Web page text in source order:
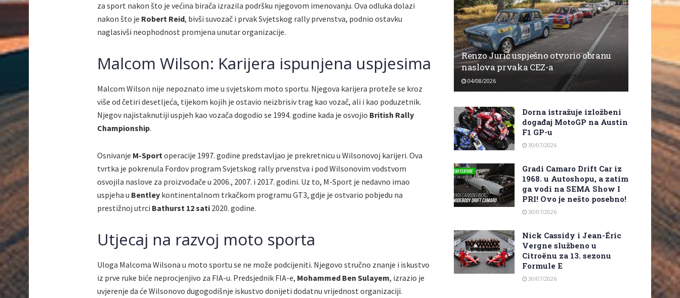
za sport nakon što je većina birača izrazila podršku njegovom imenovanju. Ova odluka dolazi
nakon što je Robert Reid, bivši suvozač i prvak Svjetskog rally prvenstva, podnio ostavku
naglasivši neophodnost promjena unutar organizacije.
Malcom Wilson: Karijera ispunjena uspjesima
Malcom Wilson nije nepoznato ime u svjetskom moto sportu. Njegova karijera proteže se kroz
više od četiri desetljeća, tijekom kojih je ostavio neizbrisiv trag kao vozač, ali i kao poduzetnik.
Njegov najistaknutiji uspjeh kao vozača dogodio se 1994. godine kada je osvojio British Rally
Championship.
Osnivanje M-Sportoperacije 1997. godine predstavljao je prekretnicu u Wilsonovoj karijeri. Ova
tvrtka je pokrenula Fordov program Svjetskog rally prvenstva i pod Wilsonovim vodstvom
osvojila naslove za proizvođače u 2006., 2007. i 2017. godini. Uz to, M-Sport je nedavno imao
uspjeha u Bentley kontinentalnom trkačkom programu GT3, gdje je ostvario pobjedu na
prestižnoj utrci Bathurst 12 sati 2020. godine.
Utjecaj na razvoj moto sporta
Uloga Malcoma Wilsona u moto sportu se ne može podcijeniti. Njegovo stručno znanje i iskustvo
iz prve ruke biće neprocjenjivo za FIA-u. Predsjednik FIA-e, Mohammed Ben Sulayem, izrazio je
uvjerenje da će Wilsonovo dugogodišnje iskustvo donijeti dodatnu vrijednost organizaciji.
Renzo Jurić uspješno otvorio obranu
naslova prvaka CEZ-a
04/08/2026
Dorna istražuje izložbeni
događaj MotoGP na Austin
F1 GP-u
30/07/2026
Gradi Camaro Drift Car iz
1968. u Autoshopu, a zatim
ga vodi na SEMA Show I
PRI! Ovo je nešto posebno!
30/07/2026
Nick Cassidy i Jean-Éric
Vergne službeno u
Citroënu za 13. sezonu
Formule E
30/07/2026